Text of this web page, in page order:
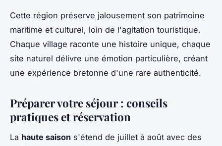
Cette région préserve jalousement son patrimoine
maritime et culturel, loin de l'agitation touristique.
Chaque village raconte une histoire unique, chaque
site naturel délivre une émotion particulière, créant
une expérience bretonne d'une rare authenticité.
Préparer votre séjour : conseils
pratiques et réservation
La haute saison s'étend de juillet à août avec des